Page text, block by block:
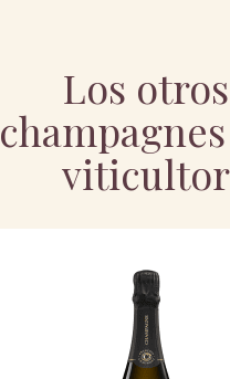
Los otros
viticultor